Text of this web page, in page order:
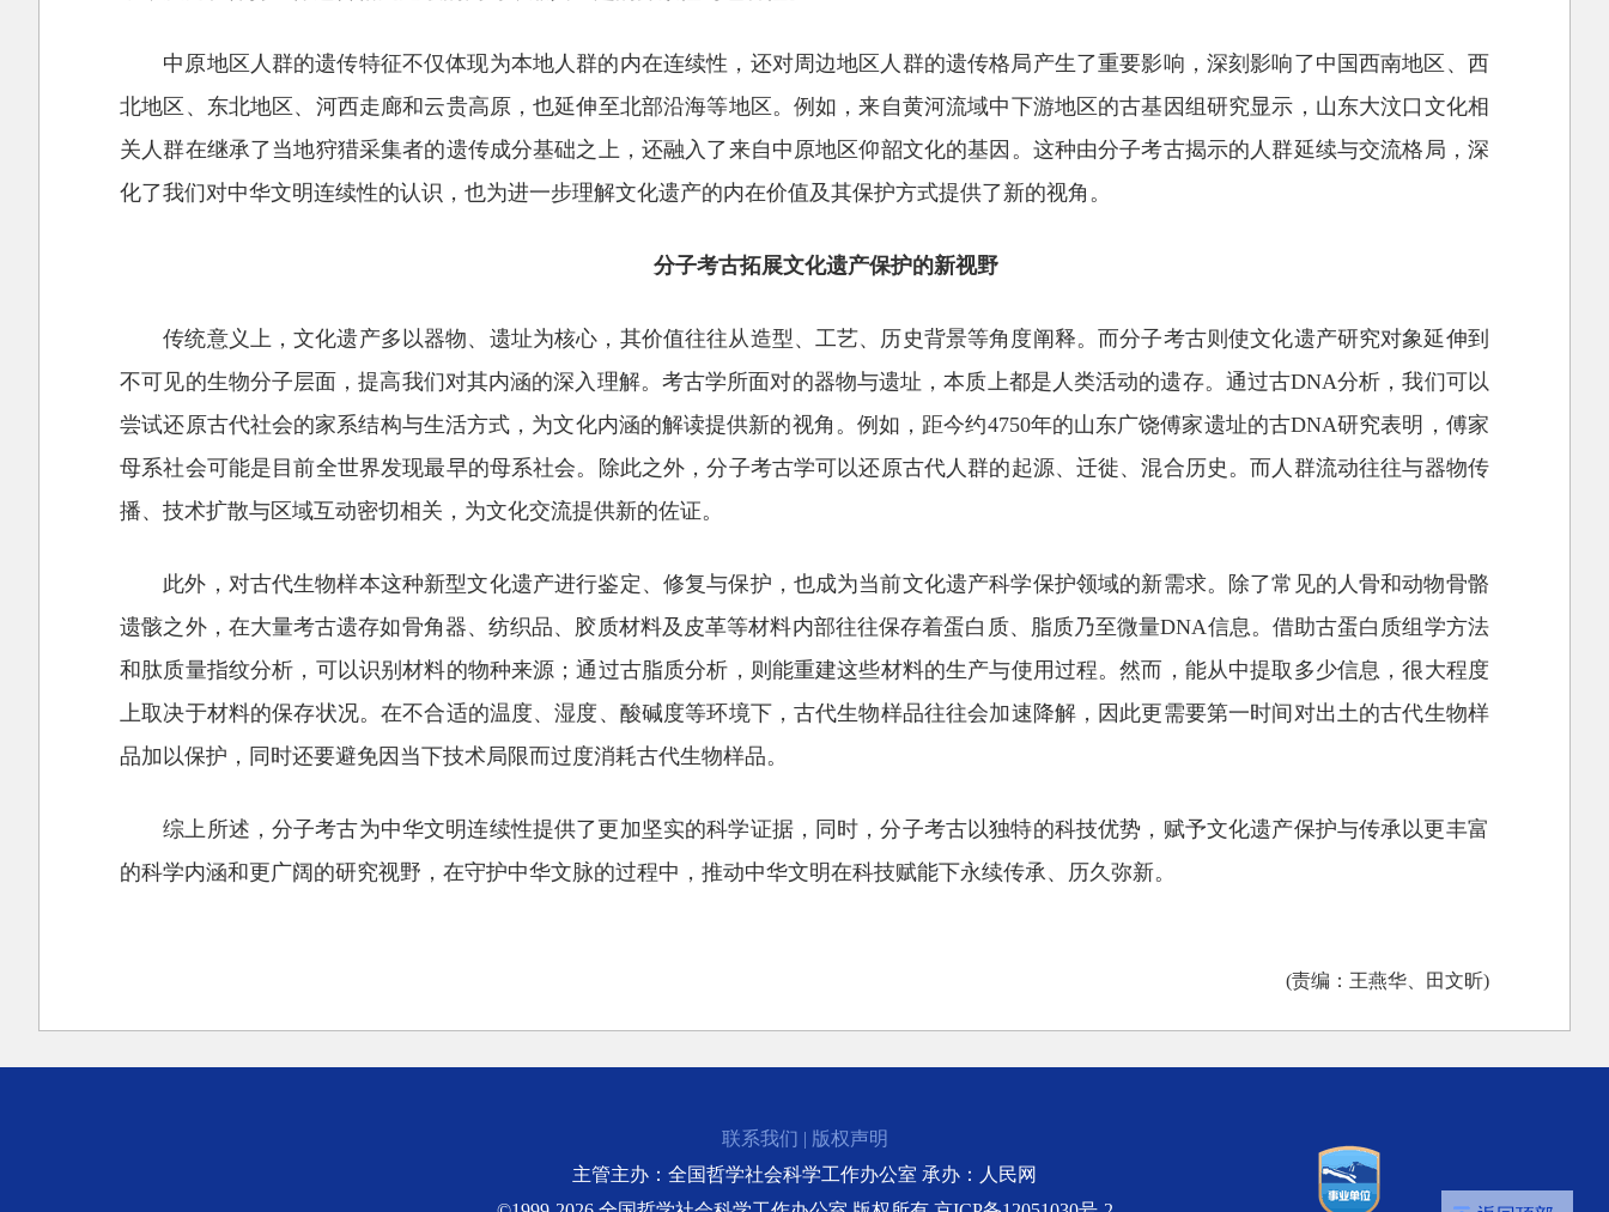
中原地区人群的遗传特征不仅体现为本地人群的内在连续性，还对周边地区人群的遗传格局产生了重要影响，深刻影响了中国西南地区、西
北地区、东北地区、河西走廊和云贵高原，也延伸至北部沿海等地区。例如，来自黄河流域中下游地区的古基因组研究显示，山东大汶口文化相
关人群在继承了当地狩猎采集者的遗传成分基础之上，还融入了来自中原地区仰韶文化的基因。这种由分子考古揭示的人群延续与交流格局，深
化了我们对中华文明连续性的认识，也为进一步理解文化遗产的内在价值及其保护方式提供了新的视角。
分子考古拓展文化遗产保护的新视野
传统意义上，文化遗产多以器物、遗址为核心，其价值往往从造型、工艺、历史背景等角度阐释。而分子考古则使文化遗产研究对象延伸到
不可见的生物分子层面，提高我们对其内涵的深入理解。考古学所面对的器物与遗址，本质上都是人类活动的遗存。通过古DNA分析，我们可以
尝试还原古代社会的家系结构与生活方式，为文化内涵的解读提供新的视角。例如，距今约4750年的山东广饶傅家遗址的古DNA研究表明，傅家
母系社会可能是目前全世界发现最早的母系社会。除此之外，分子考古学可以还原古代人群的起源、迁徙、混合历史。而人群流动往往与器物传
播、技术扩散与区域互动密切相关，为文化交流提供新的佐证。
此外，对古代生物样本这种新型文化遗产进行鉴定、修复与保护，也成为当前文化遗产科学保护领域的新需求。除了常见的人骨和动物骨骼
遗骸之外，在大量考古遗存如骨角器、纺织品、胶质材料及皮革等材料内部往往保存着蛋白质、脂质乃至微量DNA信息。借助古蛋白质组学方法
和肽质量指纹分析，可以识别材料的物种来源；通过古脂质分析，则能重建这些材料的生产与使用过程。然而，能从中提取多少信息，很大程度
上取决于材料的保存状况。在不合适的温度、湿度、酸碱度等环境下，古代生物样品往往会加速降解，因此更需要第一时间对出土的古代生物样
品加以保护，同时还要避免因当下技术局限而过度消耗古代生物样品。
综上所述，分子考古为中华文明连续性提供了更加坚实的科学证据，同时，分子考古以独特的科技优势，赋予文化遗产保护与传承以更丰富
的科学内涵和更广阔的研究视野，在守护中华文脉的过程中，推动中华文明在科技赋能下永续传承、历久弥新。
(责编：王燕华、田文昕)
联系我们 | 版权声明
主管主办：全国哲学社会科学工作办公室 承办：人民网